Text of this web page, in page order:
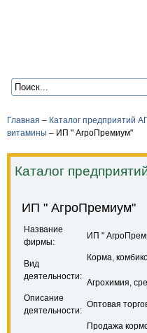
Главная – Каталог предприятий
витамины – ИП " АгроПремиум"
Каталог
ИП " АгроПремиум"
Название
фирмы:
ИП "
Вид
деятельности:
Корма,
Агрохимия,
Описание
деятельности:
Оптовая
Продажа